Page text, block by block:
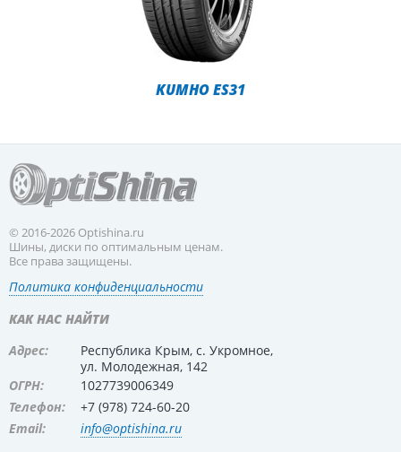
KUMHO ES31
© 2016-2026 Optishina.ru
Шины, диски по оптимальным ценам.
Все права защищены.
Политика конфиденциальности
КАК НАС НАЙТИ
Адрес:
Республика Крым, с. Укромное,
ул. Молодежная, 142
ОГРН:
1027739006349
Телефон:
+7 (978) 724-60-20
Email:
info@optishina.ru